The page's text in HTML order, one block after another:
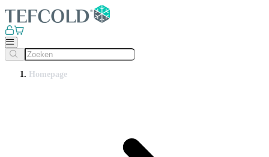
Homepage